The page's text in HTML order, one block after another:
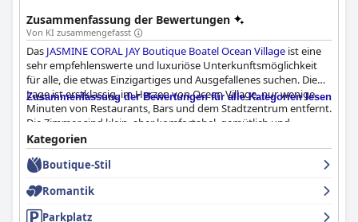
Zusammenfassung der Bewertungen
Von KI zusammengefasst
Das JASMINE CORAL JAY Boutique Boatel Ocean Village ist eine
sehr empfehlenswerte und luxuriöse Unterkunftsmöglichkeit
für alle, die etwas Einzigartiges und Ausgefallenes suchen. Die
Lage ist erstklassig, im Herzen von Ocean Village, nur wenige
Minuten von Restaurants, Bars und dem Stadtzentrum entfernt.
Die Zimmer sind klein, aber komfortabel, gemütlich und
einzigartig eingerichtet mit originalen Steuerräumen und
Bullaugen, die ein authentisches Bootserlebnis bieten. Das Boot
bietet auch einen schönen privaten Außensitzbereich, wenn Sie
sind sauber und gut ausgestattet. Die Gastgeber sind äußerst
freundlich, einladend und zuvorkommend und behandeln ihre
Zusammenfassung der Bewertungen für alle Kategorien lesen
Kategorien
Boutique-Stil
Romantik
Parkplatz